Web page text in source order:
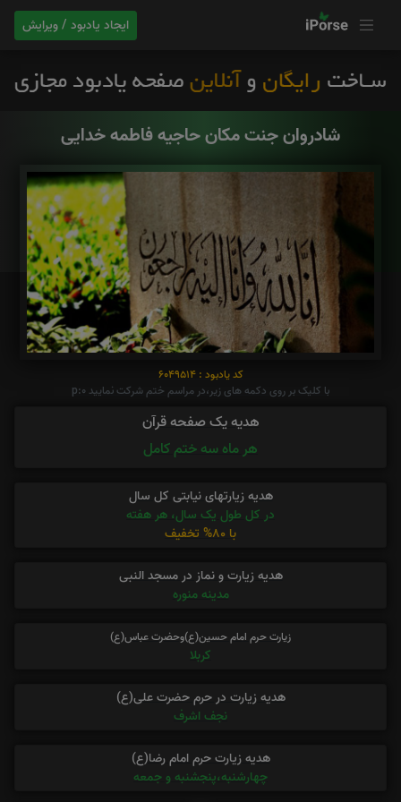
ایجاد یادبود / ویرایش
شادروان جنت مکان حاجیه فاطمه خدایی
کد یادبود : 6049514
با کلیک بر روی دکمه های زیر،در مراسم ختم شرکت نمایید p:0
هدیه یک صفحه قرآن
هر ماه سه ختم کامل
هدیه زیارتهای نیابتی کل سال
در کل طول یک سال، هر هفته
با 80% تخفیف
هدیه زیارت و نماز در مسجد النبی
مدینه منوره
زیارت حرم امام حسین(ع)وحضرت عباس(ع)
کربلا
هدیه زیارت در حرم حضرت علی(ع)
نجف اشرف
هدیه زیارت حرم امام رضا(ع)
چهارشنبه،پنجشنبه و جمعه